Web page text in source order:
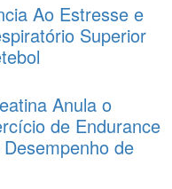
Ao Estresse e
Superior
Anula o
de Endurance
de